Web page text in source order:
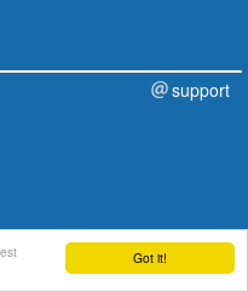
Got it!
support